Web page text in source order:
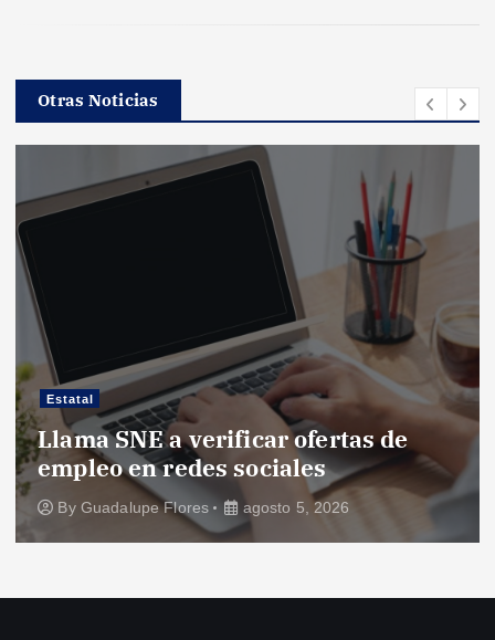
Otras Noticias
Estatal
Llama SNE a verificar ofertas de
empleo en redes sociales
By Guadalupe Flores agosto 5, 2026